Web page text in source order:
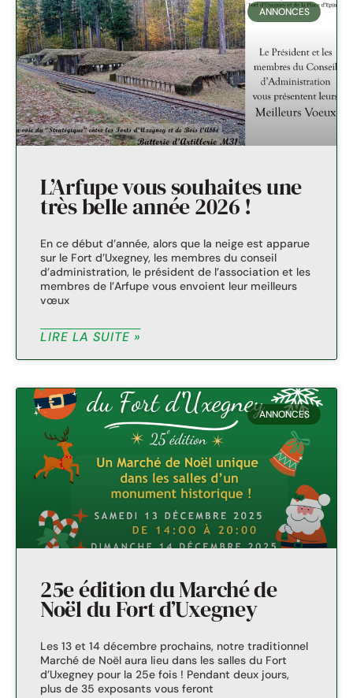
ANNONCES
L’Arfupe vous souhaites une
très belle année 2026 !
En ce début d’année, alors que la neige est apparue
sur le Fort d’Uxegney, les membres du conseil
d’administration, le président de l’association et les
membres de l’Arfupe vous envoient leur meilleurs
vœux
LIRE LA SUITE »
ANNONCES
25e édition du Marché de
Noël du Fort d’Uxegney
Les 13 et 14 décembre prochains, notre traditionnel
Marché de Noël aura lieu dans les salles du Fort
d’Uxegney pour la 25e fois ! Pendant deux jours,
plus de 35 exposants vous feront